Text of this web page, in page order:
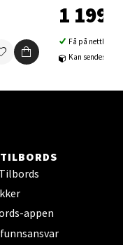
1 199,-
Få på nettlager
Kan sendes til
appen
Velg